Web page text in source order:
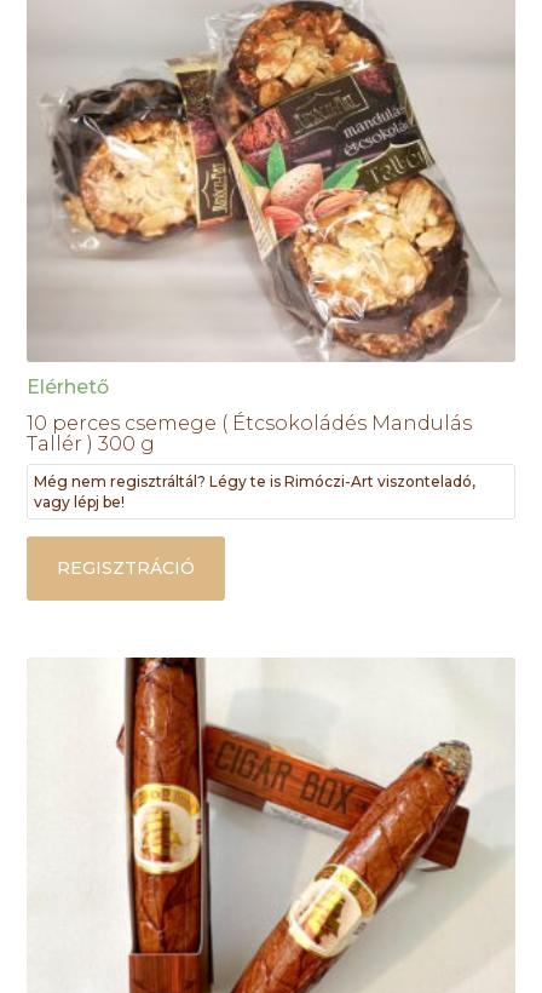
Elérhető
10 perces csemege ( Étcsokoládés Mandulás
Tallér ) 300 g
Még nem regisztráltál? Légy te is Rimóczi-Art viszonteladó,
vagy lépj be!
REGISZTRÁCIÓ